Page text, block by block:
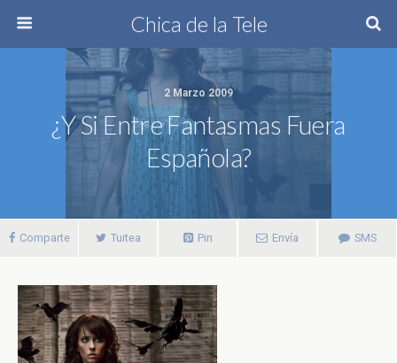
Chica de la Tele
2 Marzo 2009
¿Y Si Entre Fantasmas Fuera
Española?
Comparte Tuitea Pin Envía SMS